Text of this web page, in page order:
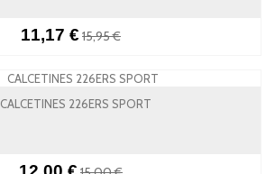
11,17 € 15,95 €
CALCETINES 226ERS SPORT